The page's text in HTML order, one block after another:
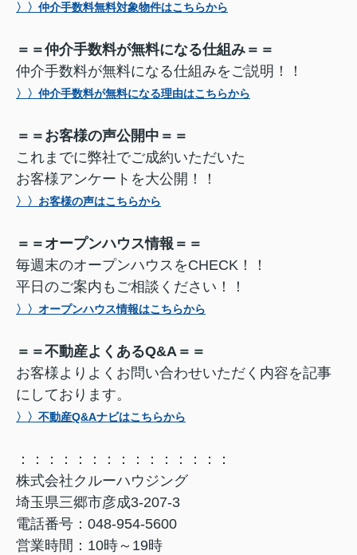
〉〉仲介手数料無料対象物件はこちらから
＝＝仲介手数料が無料になる仕組み＝＝
仲介手数料が無料になる仕組みをご説明！！
〉〉仲介手数料が無料になる理由はこちらから
＝＝お客様の声公開中＝＝
これまでに弊社でご成約いただいた
お客様アンケートを大公開！！
〉〉お客様の声はこちらから
＝＝オープンハウス情報＝＝
毎週末のオープンハウスをCHECK！！
平日のご案内もご相談ください！！
〉〉オープンハウス情報はこちらから
＝＝不動産よくあるQ&A＝＝
お客様よりよくお問い合わせいただく内容を記事
にしております。
〉〉不動産Q&Aナビはこちらから
：：：：：：：：：：：：：：：
株式会社クルーハウジング
埼玉県三郷市彦成3-207-3
電話番号：048-954-5600
営業時間：10時～19時